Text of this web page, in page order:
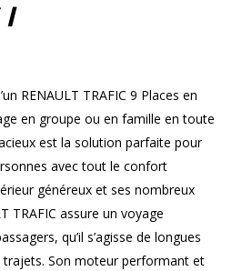
I
RENAULT TRAFIC 9 Places en
en groupe ou en famille en toute
est la solution parfaite pour
avec tout le confort
généreux et ses nombreux
TRAFIC assure un voyage
qu’il s’agisse de longues
Son moteur performant et